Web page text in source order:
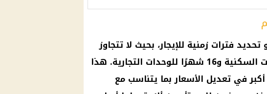
فترات زمنية للإيجار، بحيث لا تتجاوز
فترة الإيجار 3 سنوات في الوحدات السكنية و16 شهرًا للوحدات التجارية. هذا
في تعديل الأسعار بما يتناسب مع